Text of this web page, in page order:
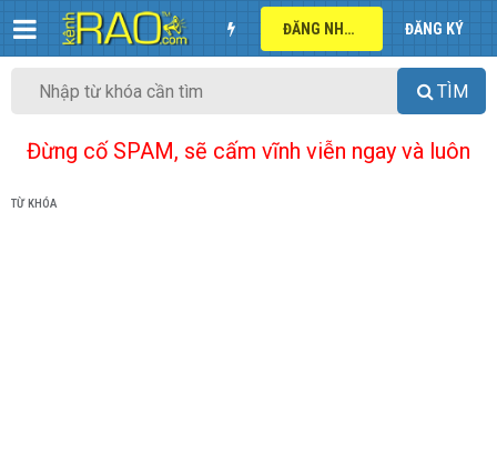
ĐĂNG NHẬP ĐĂNG KÝ
TÌM
Đừng cố SPAM, sẽ cấm vĩnh viễn ngay và luôn
TỪ KHÓA